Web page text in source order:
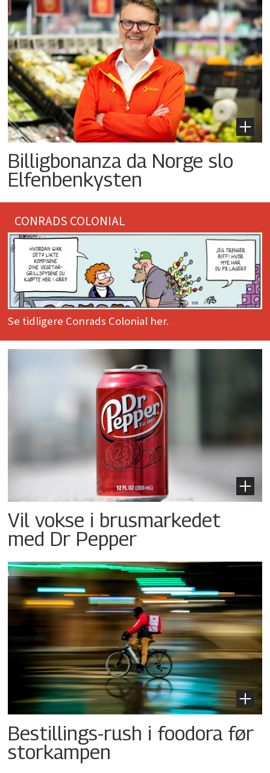
Billigbonanza da Norge slo
Elfenbenkysten
CONRADS COLONIAL
Se tidligere Conrads Colonial her.
Vil vokse i brusmarkedet
med Dr Pepper
Bestillings-rush i foodora før
storkampen